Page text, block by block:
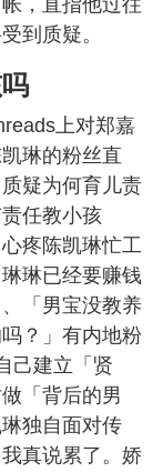
到质疑。
上对郑嘉
琳的粉丝直
疑为何育儿责
任教小孩
疼陈凯琳忙工
琳已经要赚钱
「男宝没教养
？」有内地粉
己建立「贤
「背后的男
独自面对传
真说累了。娇